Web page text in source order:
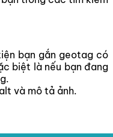
bạn gắn geotag có
biệt là nếu bạn đang
và mô tả ảnh.